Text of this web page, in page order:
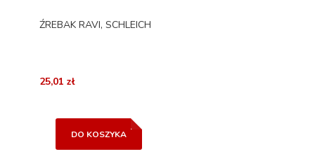
ŹREBAK RAVI, SCHLEICH
25,01 zł
DO KOSZYKA